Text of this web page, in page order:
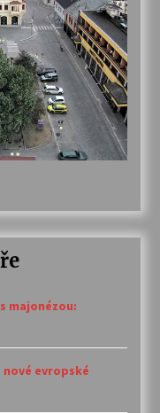
majonézou:
nové evropské